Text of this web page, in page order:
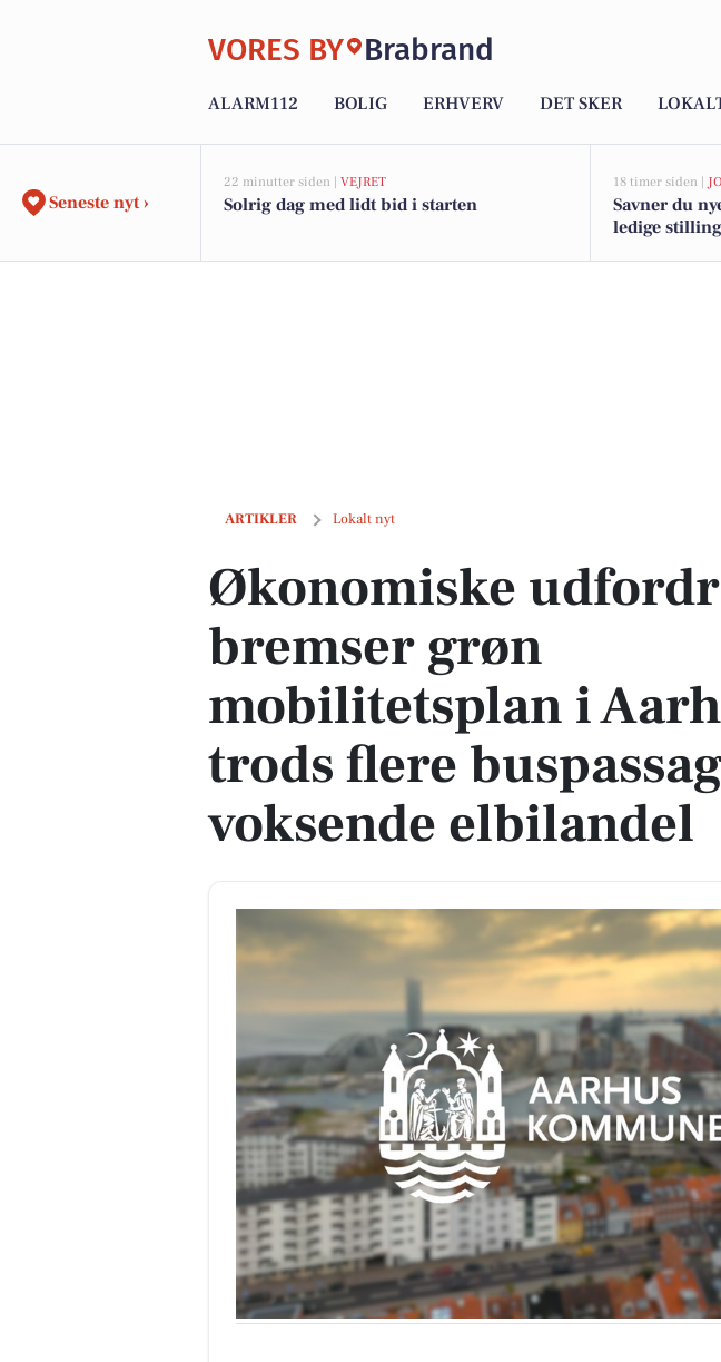
VORES BY Brabrand
ALARM112 BOLIG ERHVERV DET SKER
Seneste nyt ›
22 minutter siden | VEJRET
Solrig dag med lidt bid i starten
18 timer siden |
Savner du
ledige
ARTIKLER Lokalt nyt
Økonomiske udfordringer bremser grøn mobilitetsplan i Aarhus trods
Økonomiske
bremser grøn
mobilitetsplan i
trods flere
voksende elbilandel